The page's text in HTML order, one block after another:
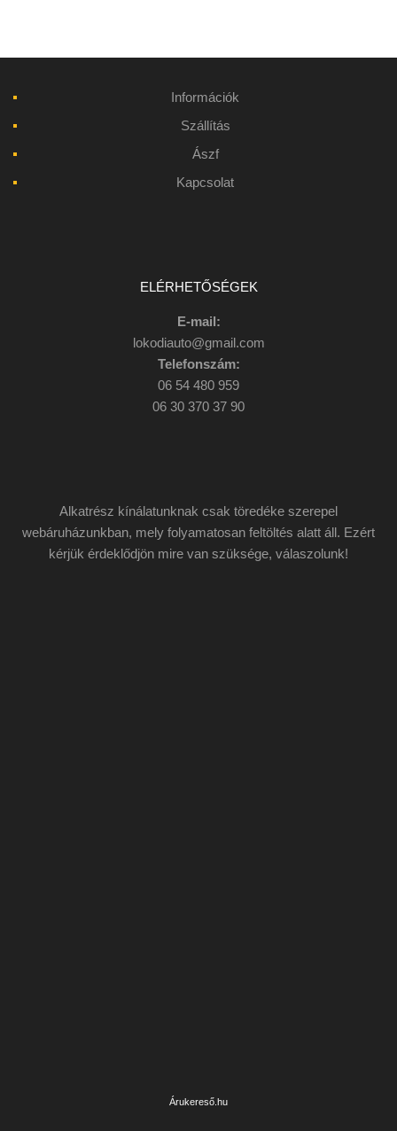
Információk
Szállítás
Ászf
Kapcsolat
ELÉRHETŐSÉGEK
E-mail:
lokodiauto@gmail.com
Telefonszám:
06 54 480 959
06 30 370 37 90
Alkatrész kínálatunknak csak töredéke szerepel
webáruházunkban, mely folyamatosan feltöltés alatt áll. Ezért
kérjük érdeklődjön mire van szüksége, válaszolunk!
Árukereső.hu